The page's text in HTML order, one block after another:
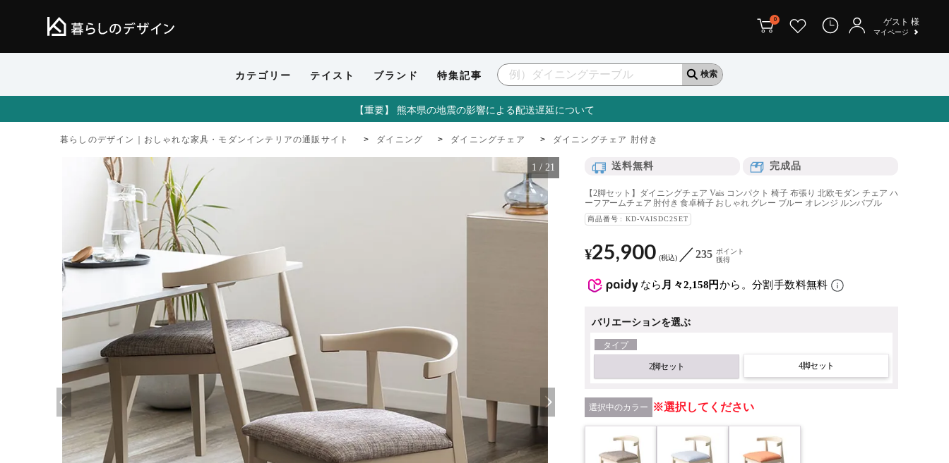
カテゴリー テイスト ブランド 特集記事
0 ゲスト 様
マイページ
【重要】 熊本県の地震の影響による配送遅延について
暮らしのデザイン｜おしゃれな家具・モダンインテリアの通販サイト ダイニング ダイニングチェア ダイニングチェア 肘付き
1 / 21 送料無料 完成品
【2脚セット】ダイニングチェア Vais コンパクト 椅子 布張り 北欧モダン チェア ハ
ーフアームチェア 肘付き 食卓椅子 おしゃれ グレー ブルー オレンジ ルンバブル
商品番号 KD-VAISDC2SET
なら 月々2,158円から。分割手数料無料
¥25,900 税込 235 ポイント
獲得
バリエーションを選ぶ
タイプ
2脚セット 4脚セット
カラー 選択してください